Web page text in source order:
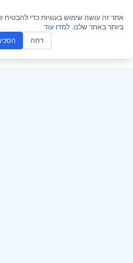
אתר זה עושה שימוש בעוגיות כדי
ביותר באתר שלנו. למדו עוד
דחה